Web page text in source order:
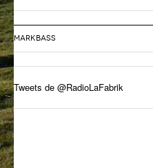
MUSIQUE DES ANTIPODES
NOS ANCIENS
THEME FORCE
MARKBASS
Tweets de @RadioLaFabrik